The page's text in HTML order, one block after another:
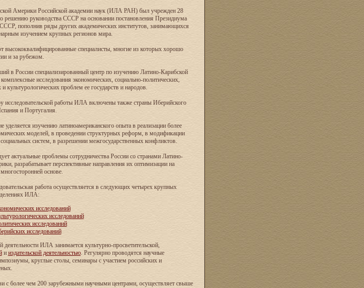
Америки Российской академии наук (ИЛА РАН) был учрежден 28
решению руководства СССР на основании постановления Президиума
пополнив ряды других академических институтов, занимающихся
изучением крупных регионов мира.
специалисты, многие из которых хорошо
и за рубежом.
в России специализированный центр по изучению Латино-Карибской
исследования экономических, социально-политических,
культурологических проблем ее государств и народов.
исследовательской работы ИЛА включены также страны Иберийского
и Португалия.
уделяется изучению латиноамериканского опыта в реализации более
моделей, в проведении структурных реформ, в модификации
систем, в разрешении межгосударственных конфликтов.
актуальные проблемы сотрудничества России со странами Латино-
разрабатывает перспективные направления их оптимизации на
основе.
работа осуществляется в следующих четырех крупных
ИЛА:
исследований
исследований
исследований
исследований
ИЛА занимается культурно-просветительской,
и издательской деятельностью. Регулярно проводятся научные
круглые столы, семинары с участием российских и
с более чем 200 зарубежными научными центрами, осуществляет свыше